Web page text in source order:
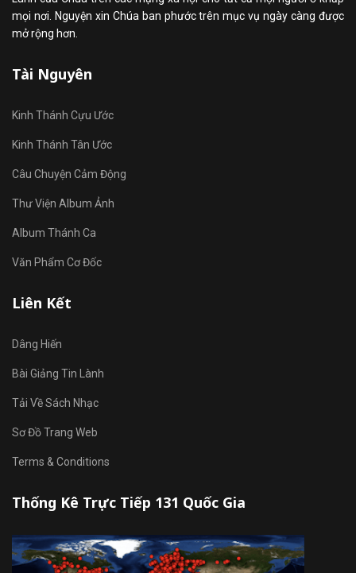
mọi nơi. Nguyện xin Chúa ban phước trên mục vụ ngày càng được
mở rộng hơn.
Tài Nguyên
Kinh Thánh Cựu Ước
Kinh Thánh Tân Ước
Câu Chuyện Cảm Động
Thư Viện Album Ảnh
Album Thánh Ca
Văn Phẩm Cơ Đốc
Liên Kết
Dâng Hiến
Bài Giảng Tin Lành
Tải Về Sách Nhạc
Sơ Đồ Trang Web
Terms & Conditions
Thống Kê Trực Tiếp 131 Quốc Gia